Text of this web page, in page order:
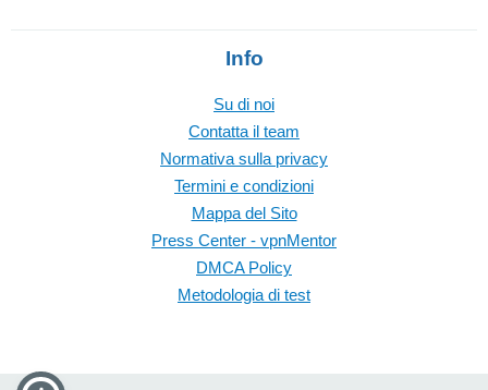
Info
Su di noi
Contatta il team
Normativa sulla privacy
Termini e condizioni
Mappa del Sito
Press Center - vpnMentor
DMCA Policy
Metodologia di test